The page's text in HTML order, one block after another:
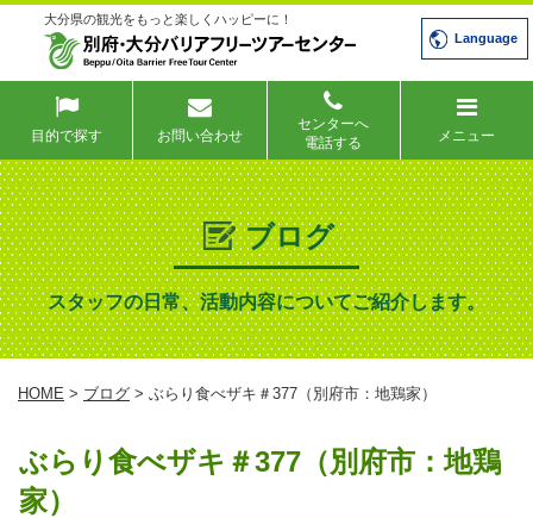
大分県の観光をもっと楽しくハッピーに！
Language
目的で探す お問い合わせ
センターへ
電話する
メニュー
ブログ
スタッフの日常、活動内容についてご紹介します。
HOME > ブログ > ぶらり食べザキ＃377（別府市：地鶏家）
ぶらり食べザキ＃377（別府市：地鶏
家）